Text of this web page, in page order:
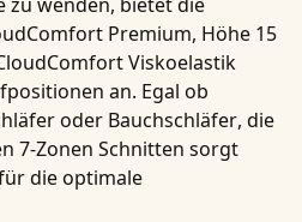
zu wenden, bietet die
Premium, Höhe 15
Viskoelastik
an. Egal ob
oder Bauchschläfer, die
7-Zonen Schnitten sorgt
die optimale